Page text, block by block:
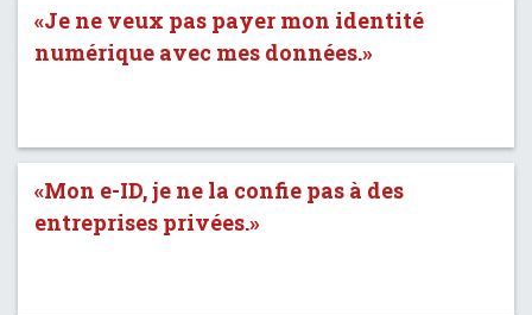
«Je ne veux pas payer mon identité
numérique avec mes données.»
«Mon e-ID, je ne la confie pas à des
entreprises privées.»